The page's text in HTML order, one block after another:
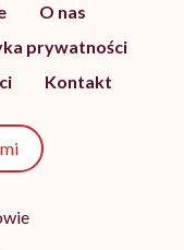
O nas
prywatności
Kontakt